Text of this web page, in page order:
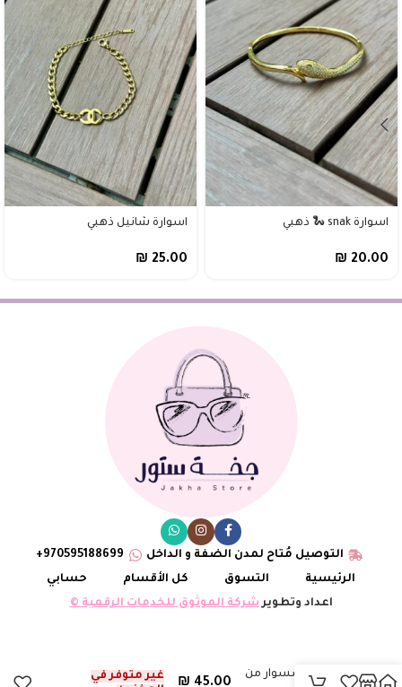
اسوارة snak 🐍 ذهبي
₪ 20.00
اسوارة شانيل ذهبي
₪ 25.00
التوصيل مُتاح لمدن الضفة و الداخل
970595188699+
الرئيسية
التسوق كل الأقسام
حسابي
اعداد وتطويرشركة الموثوق للخدمات الرقمية ©
طقم اكسسوار من
₪ 45.00
غير متوفر في